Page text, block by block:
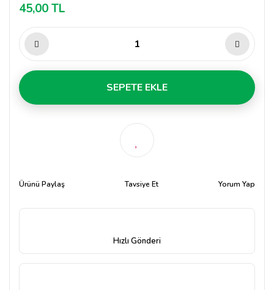
45,00 TL
SEPETE EKLE
Ürünü Paylaş Tavsiye Et Yorum Yap
Hızlı Gönderi